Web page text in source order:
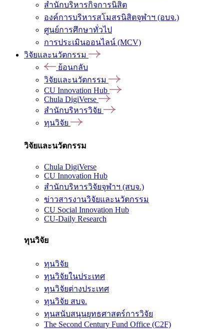
สำนักบริหารกิจการนิสิต
องค์การบริหารสโมสรนิสิตจุฬาฯ (อบจ.)
ศูนย์การศึกษาทั่วไป
การประเมินออนไลน์ (MCV)
วิจัยและนวัตกรรม
ย้อนกลับ
วิจัยและนวัตกรรม
CU Innovation Hub
Chula DigiVerse
สำนักบริหารวิจัย
ทุนวิจัย
วิจัยและนวัตกรรม
Chula DigiVerse
CU Innovation Hub
สำนักบริหารวิจัยจุฬาฯ (สบจ.)
ข่าวสารงานวิจัยและนวัตกรรม
CU Social Innovation Hub
CU-Daily Research
ทุนวิจัย
ทุนวิจัย
ทุนวิจัยในประเทศ
ทุนวิจัยต่างประเทศ
ทุนวิจัย สบจ.
ทุนสนับสนุนยุทธศาสตร์การวิจัย
The Second Century Fund Office (C2F)